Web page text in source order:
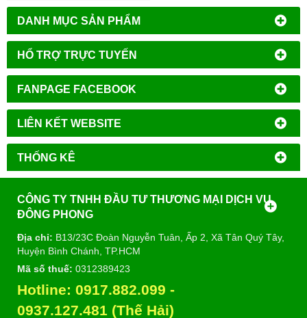
DANH MỤC SẢN PHẨM
HỔ TRỢ TRỰC TUYẾN
FANPAGE FACEBOOK
LIÊN KẾT WEBSITE
THỐNG KÊ
CÔNG TY TNHH ĐẦU TƯ THƯƠNG MẠI DỊCH VỤ
ĐÔNG PHONG
Địa chỉ: B13/23C Đoàn Nguyễn Tuân, Ấp 2, Xã Tân Quý Tây,
Huyện Bình Chánh, TP.HCM
Mã số thuế: 0312389423
Hotline: 0917.882.099 -
0937.127.481 (Thế Hải)